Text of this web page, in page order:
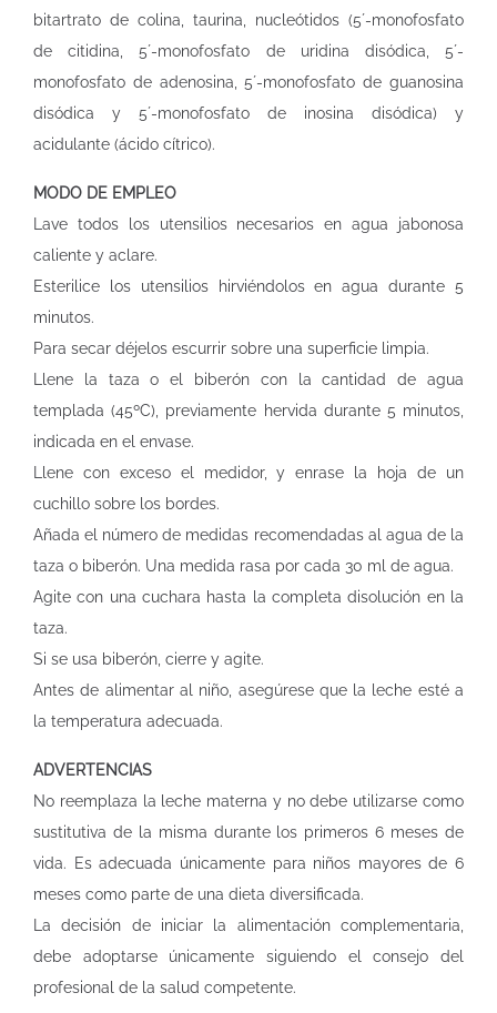
bitartrato de colina, taurina, nucleótidos (5´-monofosfato
de citidina, 5´-monofosfato de uridina disódica, 5´-
monofosfato de adenosina, 5´-monofosfato de guanosina
disódica y 5´-monofosfato de inosina disódica) y
acidulante (ácido cítrico).
MODO DE EMPLEO
Lave todos los utensilios necesarios en agua jabonosa
caliente y aclare.
Esterilice los utensilios hirviéndolos en agua durante 5
minutos.
Para secar déjelos escurrir sobre una superficie limpia.
Llene la taza o el biberón con la cantidad de agua
templada (45ºC), previamente hervida durante 5 minutos,
indicada en el envase.
Llene con exceso el medidor, y enrase la hoja de un
cuchillo sobre los bordes.
Añada el número de medidas recomendadas al agua de la
taza o biberón. Una medida rasa por cada 30 ml de agua.
Agite con una cuchara hasta la completa disolución en la
taza.
Si se usa biberón, cierre y agite.
Antes de alimentar al niño, asegúrese que la leche esté a
la temperatura adecuada.
ADVERTENCIAS
No reemplaza la leche materna y no debe utilizarse como
sustitutiva de la misma durante los primeros 6 meses de
vida. Es adecuada únicamente para niños mayores de 6
meses como parte de una dieta diversificada.
La decisión de iniciar la alimentación complementaria,
debe adoptarse únicamente siguiendo el consejo del
profesional de la salud competente.